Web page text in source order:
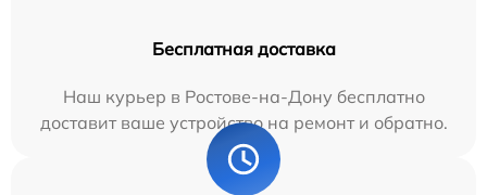
Бесплатная доставка
Наш курьер в Ростове-на-Дону бесплатно
доставит ваше устройство на ремонт и обратно.